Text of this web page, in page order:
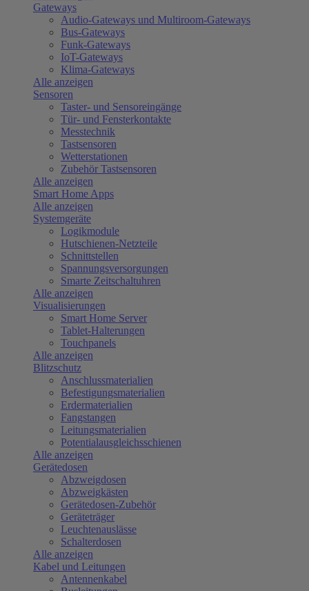
Gateways
Audio-Gateways und Multiroom-Gateways
Bus-Gateways
Funk-Gateways
IoT-Gateways
Klima-Gateways
Alle anzeigen
Sensoren
Taster- und Sensoreingänge
Tür- und Fensterkontakte
Messtechnik
Tastsensoren
Wetterstationen
Zubehör Tastsensoren
Alle anzeigen
Smart Home Apps
Alle anzeigen
Systemgeräte
Logikmodule
Hutschienen-Netzteile
Schnittstellen
Spannungsversorgungen
Smarte Zeitschaltuhren
Alle anzeigen
Visualisierungen
Smart Home Server
Tablet-Halterungen
Touchpanels
Alle anzeigen
Blitzschutz
Anschlussmaterialien
Befestigungsmaterialien
Erdermaterialien
Fangstangen
Leitungsmaterialien
Potentialausgleichsschienen
Alle anzeigen
Gerätedosen
Abzweigdosen
Abzweigkästen
Gerätedosen-Zubehör
Geräteträger
Leuchtenauslässe
Schalterdosen
Alle anzeigen
Kabel und Leitungen
Antennenkabel